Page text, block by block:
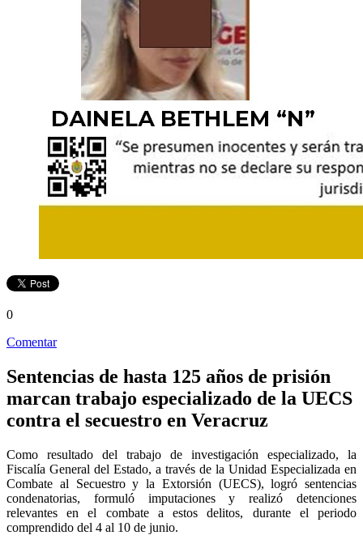
0
Comentar
Sentencias de hasta 125 años de prisión
marcan trabajo especializado de la UECS
contra el secuestro en Veracruz
Como resultado del trabajo de investigación especializado, la
Fiscalía General del Estado, a través de la Unidad Especializada en
Combate al Secuestro y la Extorsión (UECS), logró sentencias
condenatorias, formuló imputaciones y realizó detenciones
relevantes en el combate a estos delitos, durante el periodo
comprendido del 4 al 10 de junio.